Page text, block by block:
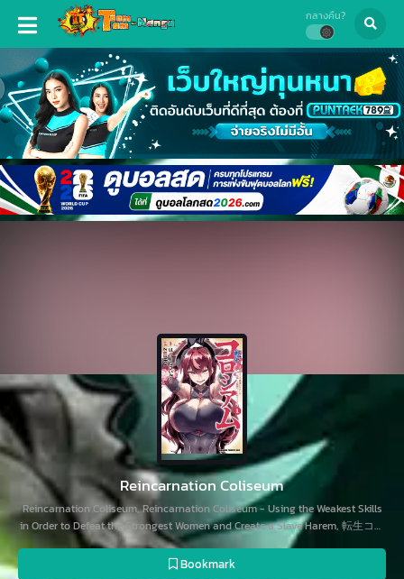
กลางคืน?
Reincarnation Coliseum
Reincarnation Coliseum, Reincarnation Coliseum - Using the Weakest Skills
in Order to Defeat the Strongest Women and Create a Slave Harem, 転生コロ
シアム～最弱スキルで最強の女たちを攻略して奴隷ハーレム作ります～, 转
生奴隶角斗场, 전생 콜로세움
Bookmark